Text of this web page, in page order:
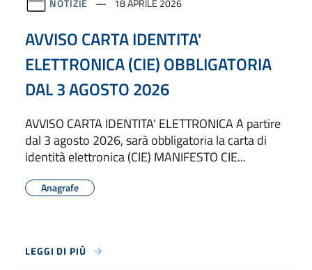
AVVISO CARTA IDENTITA'
ELETTRONICA (CIE) OBBLIGATORIA
DAL 3 AGOSTO 2026
AVVISO CARTA IDENTITA' ELETTRONICA A partire
dal 3 agosto 2026, sarà obbligatoria la carta di
identità elettronica (CIE) MANIFESTO CIE...
Anagrafe
LEGGI DI PIÙ